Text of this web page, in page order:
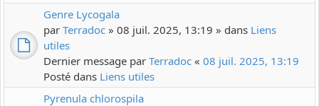
Genre Lycogala
par Terradoc » 08 juil. 2025, 13:19 » dans Liens
utiles
Dernier message par Terradoc « 08 juil. 2025, 13:19
Posté dans Liens utiles
Pyrenula chlorospila